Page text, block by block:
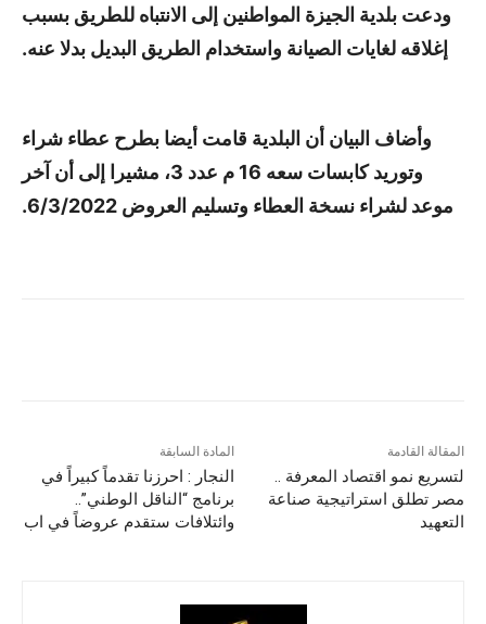
ودعت بلدية الجيزة المواطنين إلى الانتباه للطريق بسبب
إغلاقه لغايات الصيانة واستخدام الطريق البديل بدلا عنه.
وأضاف البيان أن البلدية قامت أيضا بطرح عطاء شراء
وتوريد كابسات سعه 16 م عدد 3، مشيرا إلى أن آخر
موعد لشراء نسخة العطاء وتسليم العروض 6/3/2022.
المادة السابقة
النجار : احرزنا تقدماً كبيراً في
برنامج “الناقل الوطني”..
وائتلافات ستقدم عروضاً في اب
المقالة القادمة
لتسريع نمو اقتصاد المعرفة ..
مصر تطلق استراتيجية صناعة
التعهيد